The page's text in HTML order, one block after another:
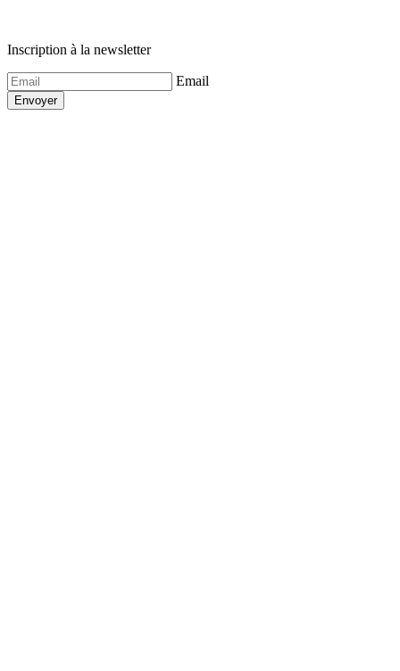
Inscription à la newsletter
Email
Envoyer